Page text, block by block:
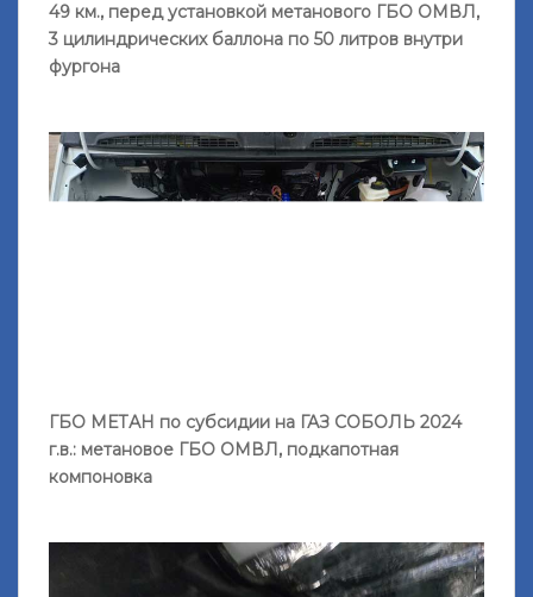
49 км., перед установкой метанового ГБО ОМВЛ,
3 цилиндрических баллона по 50 литров внутри
фургона
ГБО МЕТАН по субсидии на ГАЗ СОБОЛЬ 2024
г.в.: метановое ГБО ОМВЛ, подкапотная
компоновка